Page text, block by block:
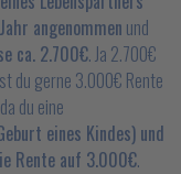
angenommen und
ca. 2.700€. Ja 2.700€
du gerne 3.000€ Rente
du eine
eines Kindes) und
Rente auf 3.000€.